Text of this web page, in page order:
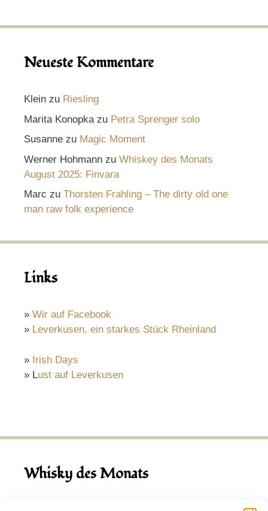
Neueste Kommentare
Klein zu Riesling
Marita Konopka zu Petra Sprenger solo
Susanne zu Magic Moment
Werner Hohmann zu Whiskey des Monats
August 2025: Finvara
Marc zu Thorsten Frahling – The dirty old one
man raw folk experience
Links
» Wir auf Facebook
» Leverkusen, ein starkes Stück Rheinland
» Irish Days
» Lust auf Leverkusen
Whisky des Monats